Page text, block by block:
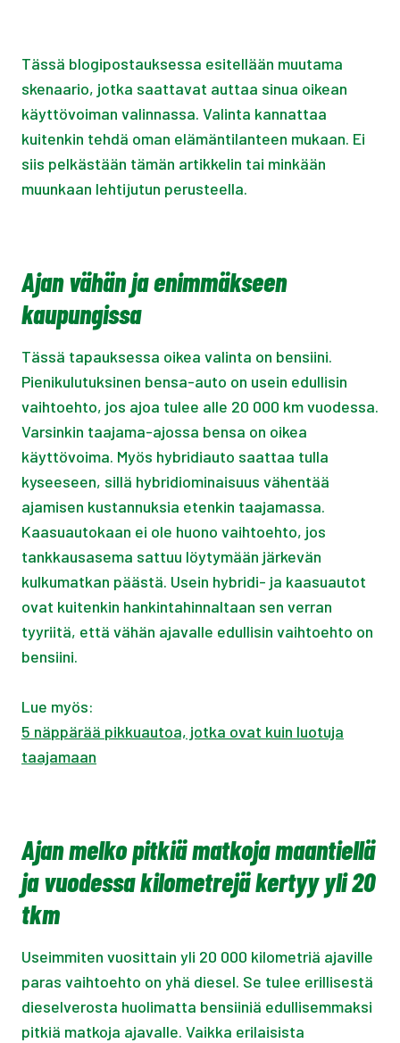
Tässä blogipostauksessa esitellään muutama
skenaario, jotka saattavat auttaa sinua oikean
käyttövoiman valinnassa. Valinta kannattaa
kuitenkin tehdä oman elämäntilanteen mukaan. Ei
siis pelkästään tämän artikkelin tai minkään
muunkaan lehtijutun perusteella.
Ajan vähän ja enimmäkseen
kaupungissa
Tässä tapauksessa oikea valinta on bensiini.
Pienikulutuksinen bensa-auto on usein edullisin
vaihtoehto, jos ajoa tulee alle 20 000 km vuodessa.
Varsinkin taajama-ajossa bensa on oikea
käyttövoima. Myös hybridiauto saattaa tulla
kyseeseen, sillä hybridiominaisuus vähentää
ajamisen kustannuksia etenkin taajamassa.
Kaasuautokaan ei ole huono vaihtoehto, jos
tankkausasema sattuu löytymään järkevän
kulkumatkan päästä. Usein hybridi- ja kaasuautot
ovat kuitenkin hankintahinnaltaan sen verran
tyyriitä, että vähän ajavalle edullisin vaihtoehto on
bensiini.
Lue myös:
5 näppärää pikkuautoa, jotka ovat kuin luotuja
taajamaan
Ajan melko pitkiä matkoja maantiellä
ja vuodessa kilometrejä kertyy yli 20
tkm
Useimmiten vuosittain yli 20 000 kilometriä ajaville
paras vaihtoehto on yhä diesel. Se tulee erillisestä
dieselverosta huolimatta bensiiniä edullisemmaksi
pitkiä matkoja ajavalle. Vaikka erilaisista